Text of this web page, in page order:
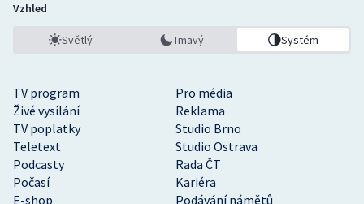
TV program
Pro média
Živé vysílání
Reklama
TV poplatky
Studio Brno
Teletext
Studio Ostrava
Podcasty
Rada ČT
Počasí
Kariéra
E-shop
Podávání námětů
Vzhled
Světlý Tmavý Systém